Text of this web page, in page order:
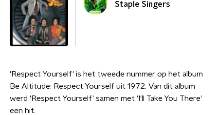
Staple Singers
'Respect Yourself' is het tweede nummer op het album
Be Altitude: Respect Yourself uit 1972. Van dit album
werd 'Respect Yourself' samen met 'I'll Take You There'
een hit.